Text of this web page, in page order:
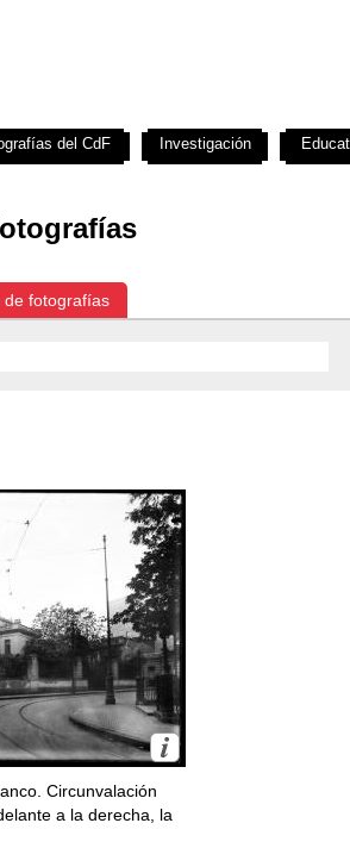
de fotografías
Circunvalación
a la derecha, la
del CdF Investigación